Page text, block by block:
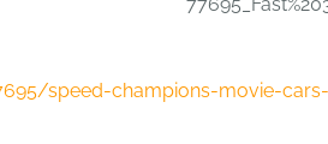
speed-champions-movie-